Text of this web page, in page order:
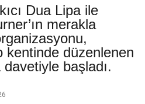
Dua Lipa ile
merakla
kentinde düzenlenen
başladı.